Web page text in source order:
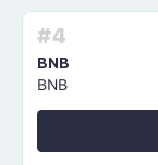
#4
BNB
BNB